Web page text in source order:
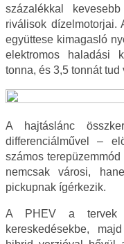
százalékkal
riválisok dízelmotorjai.
együttese kimagasló
elektromos haladási
tonna, és 3,5 tonnát tud
A hajtáslánc
differenciálművel –
számos
nemcsak városi,
pickupnak ígérkezik.
A PHEV a tervek
kereskedésekbe,